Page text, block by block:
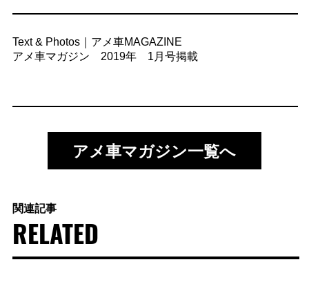
Text & Photos｜アメ車MAGAZINE
アメ車マガジン 2019年 1月号掲載
アメ車マガジン一覧へ
関連記事
RELATED